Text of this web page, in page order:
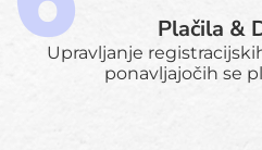
Plačila &
Upravljanje
ponavljajočih se